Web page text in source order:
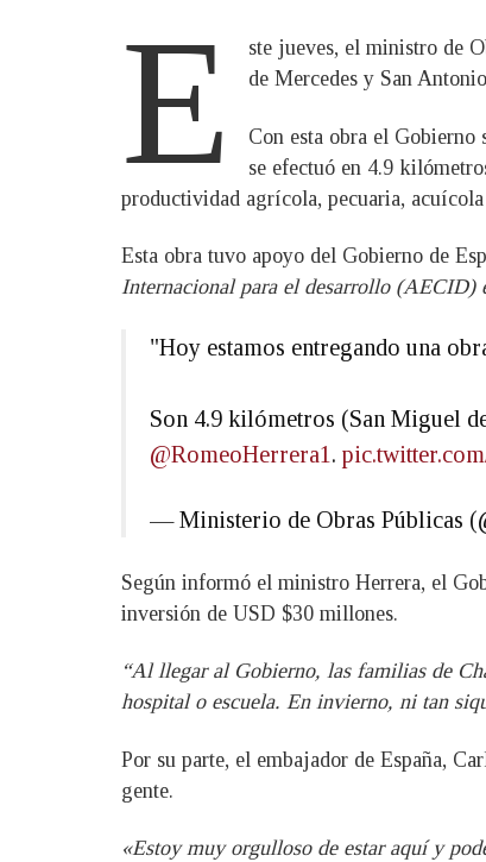
E
ste jueves, el ministro de
de Mercedes y San
Con esta obra el Gobierno
se efectuó en 4.9
productividad agrícola, pecuaria,
Esta obra tuvo apoyo del Gobierno de
Internacional para el desarrollo (AECID)
"Hoy estamos entregando una
Son 4.9 kilómetros (San Miguel
@RomeoHerrera1 .
— Ministerio de Obras Públicas
Según informó el ministro Herrera, el
inversión de USD $30 millones.
“Al llegar al Gobierno, las familias de
hospital o escuela. En invierno, ni tan
Por su parte, el embajador de España,
gente.
«Estoy muy orgulloso de estar aquí y